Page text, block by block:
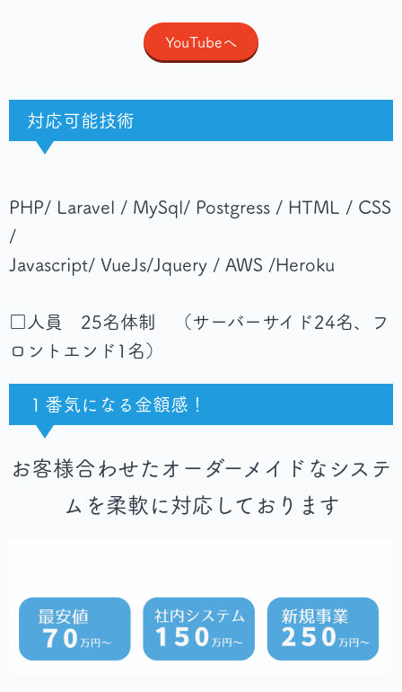
YouTubeへ
対応可能技術
PHP/ Laravel / MySql/ Postgress / HTML / CSS
/
Javascript/ VueJs/Jquery / AWS /Heroku
□人員 25名体制 （サーバーサイド24名、フ
ロントエンド1名）
１番気になる金額感！
お客様合わせたオーダーメイドなシステ
ムを柔軟に対応しております